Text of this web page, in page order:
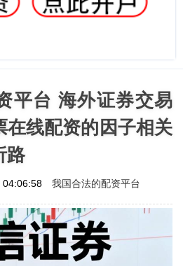
平台 海外证券交易
在线配资的因子相关
路
04:06:58 我国合法的配资平台